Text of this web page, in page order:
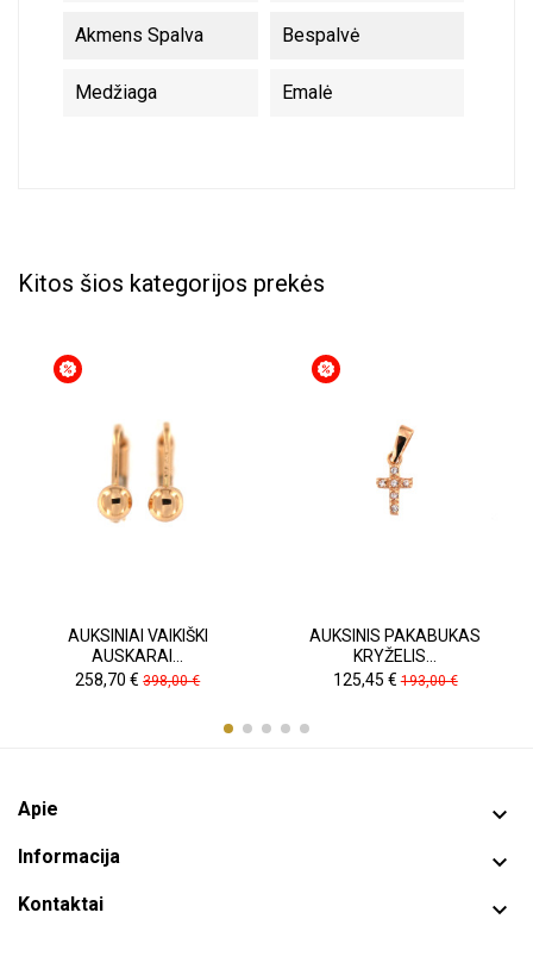
Akmens Spalva Bespalvė
Medžiaga Emalė
Kitos šios kategorijos prekės
AUKSINIAI VAIKIŠKI
AUSKARAI...
Kaina
258,70 € Pradinė
398,00 €
AUKSINIS PAKABUKAS
KRYŽELIS...
Kaina
125,45 €Pradinė
193,00 €
Apie 
Informacija 
Kontaktai 